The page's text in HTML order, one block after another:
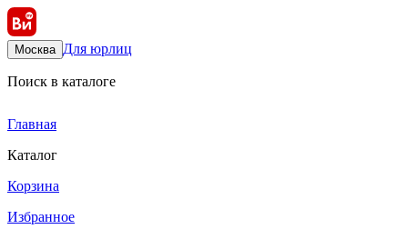
Москва Для юрлиц
Поиск в каталоге
Главная
Каталог
Корзина
Избранное